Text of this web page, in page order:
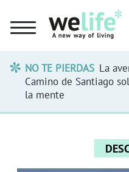
NO TE PIERDAS La
Camino de Santiago
la mente